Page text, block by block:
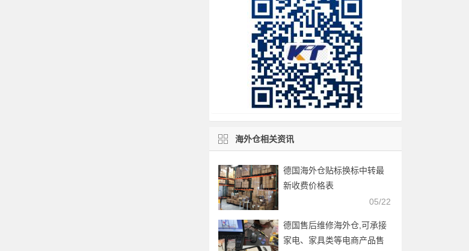
海外仓相关资讯
德国海外仓贴标换标中转最
新收费价格表
05/22
德国售后维修海外仓,可承接
家电、家具类等电商产品售